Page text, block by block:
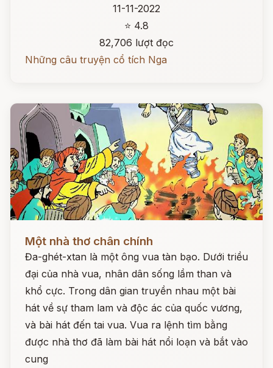
11-11-2022
⭐ 4.8
82,706 lượt đọc
Những câu truyện cổ tích Nga
Một nhà thơ chân chính
Đa-ghét-xtan là một ông vua tàn bạo. Dưới triều
đại của nhà vua, nhân dân sống lầm than và
khổ cực. Trong dân gian truyền nhau một bài
hát về sự tham lam và độc ác của quốc vương,
và bài hát đến tai vua. Vua ra lệnh tìm bằng
được nhà thơ đã làm bài hát nổi loạn và bắt vào
cung